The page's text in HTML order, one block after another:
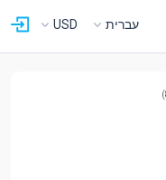
עברית USD